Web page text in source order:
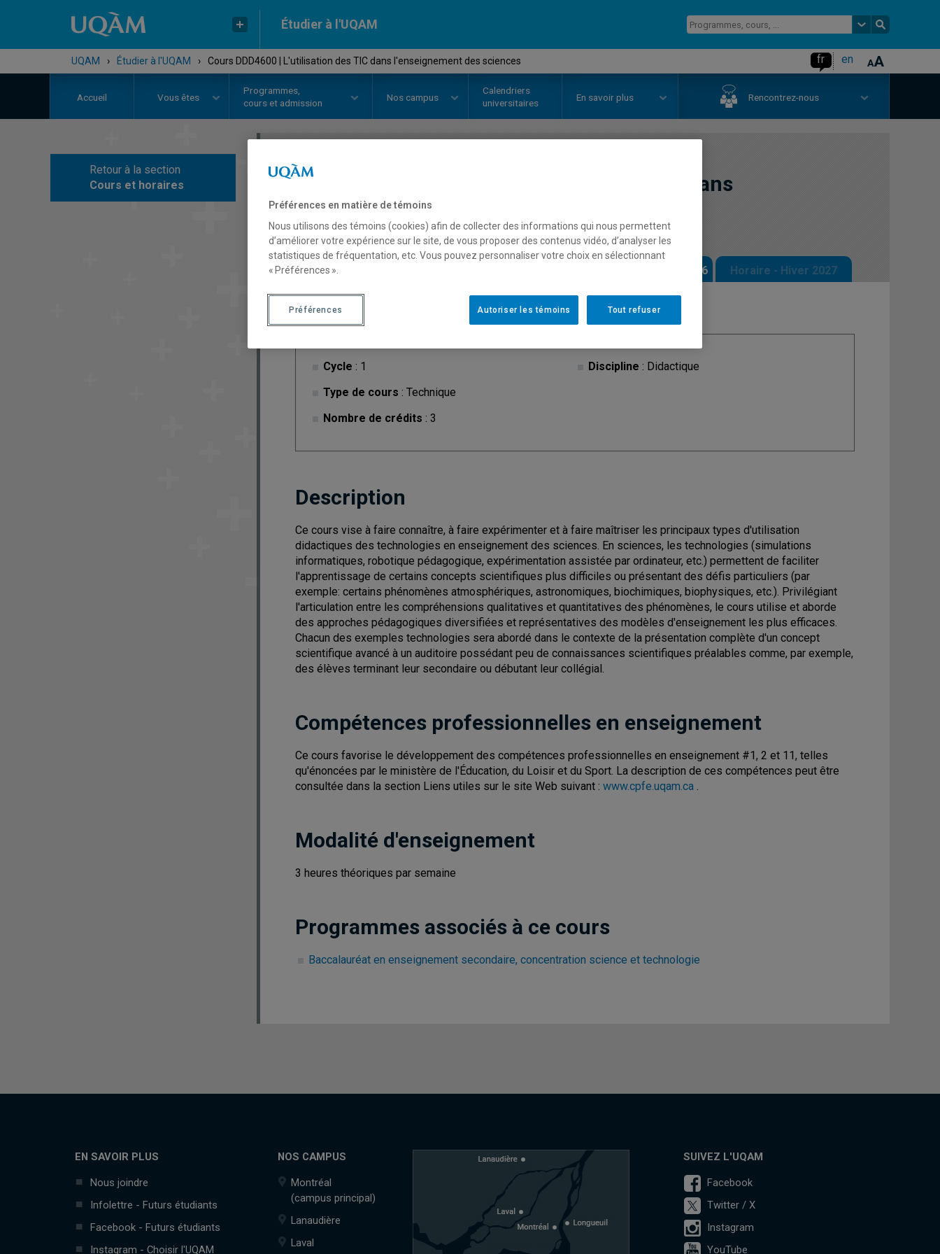
Étudier à l'UQAM
UQAM › Étudier à l'UQAM › Cours DDD4600 | L'utilisation des TIC dans l'enseignement des sciences fr en
Accueil Vous êtes
Programmes,
cours et admission
Nos campus
Calendriers
universitaires
En savoir plus Rencontrez-nous
Retour à la section
Cours et horaires
COURS
L'utilisation des TIC dans
l'enseignement des sciences
Description Horaire - Automne 2026 Horaire - Hiver 2027
Cycle : 1
Type de cours : Technique
Nombre de crédits : 3
Discipline : Didactique
Description
Ce cours vise à faire connaître, à faire expérimenter et à faire maîtriser les principaux types d'utilisation
didactiques des technologies en enseignement des sciences. En sciences, les technologies (simulations
informatiques, robotique pédagogique, expérimentation assistée par ordinateur, etc.) permettent de faciliter
l'apprentissage de certains concepts scientifiques plus difficiles ou présentant des défis particuliers (par
exemple: certains phénomènes atmosphériques, astronomiques, biochimiques, biophysiques, etc.). Privilégiant
l'articulation entre les compréhensions qualitatives et quantitatives des phénomènes, le cours utilise et aborde
des approches pédagogiques diversifiées et représentatives des modèles d'enseignement les plus efficaces.
Chacun des exemples technologies sera abordé dans le contexte de la présentation complète d'un concept
scientifique avancé à un auditoire possédant peu de connaissances scientifiques préalables comme, par exemple,
des élèves terminant leur secondaire ou débutant leur collégial.
Compétences professionnelles en enseignement
Ce cours favorise le développement des compétences professionnelles en enseignement #1, 2 et 11, telles
qu'énoncées par le ministère de l'Éducation, du Loisir et du Sport. La description de ces compétences peut être
consultée dans la section Liens utiles sur le site Web suivant : www.cpfe.uqam.ca .
Modalité d'enseignement
3 heures théoriques par semaine
Programmes associés à ce cours
Baccalauréat en enseignement secondaire, concentration science et technologie
EN SAVOIR PLUS
Nous joindre
Infolettre - Futurs étudiants
Facebook - Futurs étudiants
Instagram - Choisir l'UQAM
NOS CAMPUS
Montréal
(campus principal)
Lanaudière
Laval
SUIVEZ L'UQAM
Facebook
Twitter / X
Instagram
YouTube
Préférences en matière de témoins
Nous utilisons des témoins (cookies) afin de collecter des informations qui nous permettent
d’améliorer votre expérience sur le site, de vous proposer des contenus vidéo, d’analyser les
statistiques de fréquentation, etc. Vous pouvez personnaliser votre choix en sélectionnant
« Préférences ».
Tout refuser
Autoriser les témoins
Préférences